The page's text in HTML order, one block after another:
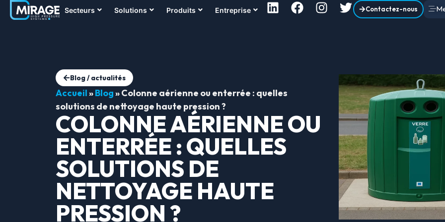
Secteurs Solutions Produits Entreprise Contactez-nous
Blog / actualités
Accueil»Blog»Colonne aérienne ou enterrée : quelles
solutions de nettoyage haute pression ?
COLONNE AÉRIENNE OU
ENTERRÉE : QUELLES
SOLUTIONS DE
NETTOYAGE HAUTE
PRESSION ?